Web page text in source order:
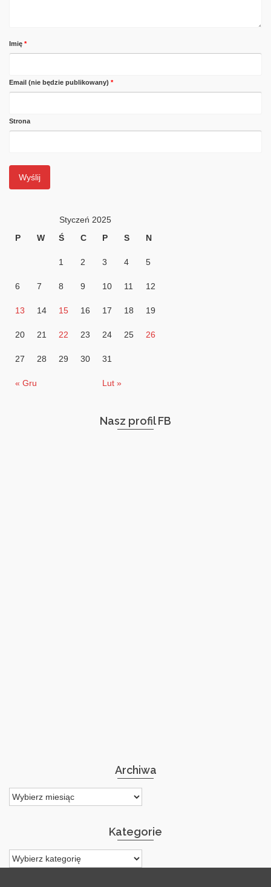
Imię *
Email (nie będzie publikowany) *
Strona
Styczeń 2025
P
W Ś C P S N
« Gru Lut »
1 2 3 4 5
6 7 8 9 10 11 12
13 14 15 16 17 18 19
20 21 22 23 24 25 26
27 28 29 30 31
Nasz profil FB
Archiwa
Archiwa
Kategorie
Kategorie